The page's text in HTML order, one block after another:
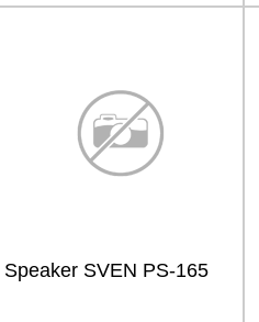
Speaker SVEN PS-165